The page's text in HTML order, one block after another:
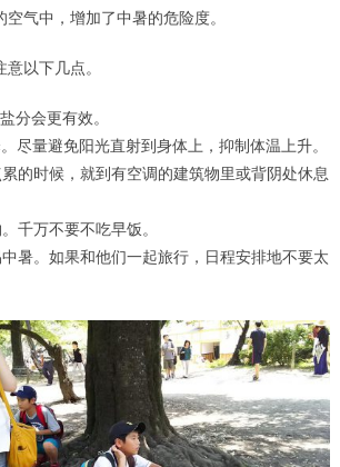
气中，增加了中暑的危险度。
以下几点。
分会更有效。
尽量避免阳光直射到身体上，抑制体温上升。
的时候，就到有空调的建筑物里或背阴处休息
千万不要不吃早饭。
暑。如果和他们一起旅行，日程安排地不要太